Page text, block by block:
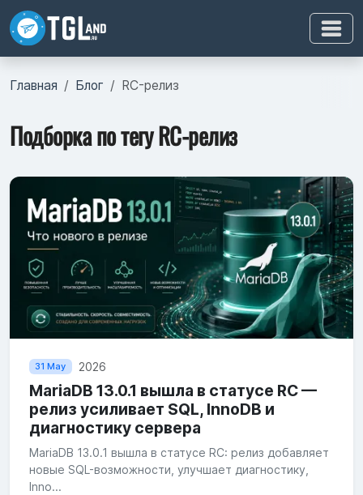
Главная Блог RC-релиз
Подборка по тегу RC-релиз
31 May 2026
MariaDB 13.0.1 вышла в статусе RC —
релиз усиливает SQL, InnoDB и
диагностику сервера
MariaDB 13.0.1 вышла в статусе RC: релиз добавляет
новые SQL-возможности, улучшает диагностику,
Inno...